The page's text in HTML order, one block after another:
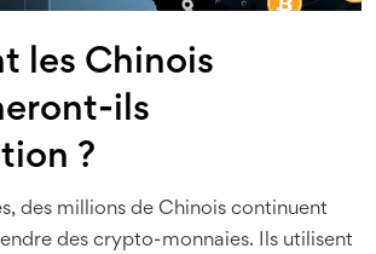
les Chinois
ils
?
des millions de Chinois continuent
des crypto-monnaies. Ils utilisent